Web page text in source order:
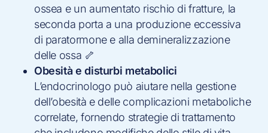
ossea e un aumentato rischio di fratture, la
seconda porta a una produzione eccessiva
di paratormone e alla demineralizzazione
delle ossa 🦴
Obesità e disturbi metabolici
L’endocrinologo può aiutare nella gestione
dell’obesità e delle complicazioni metaboliche
correlate, fornendo strategie di trattamento